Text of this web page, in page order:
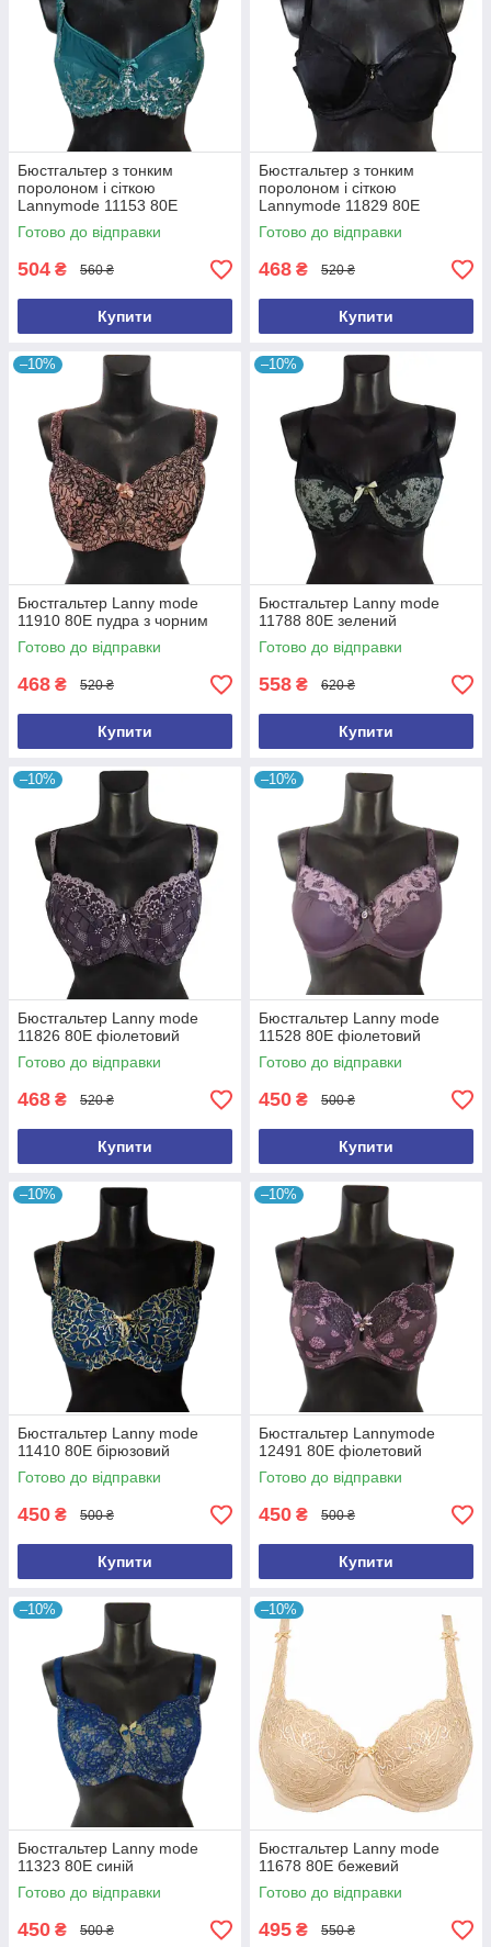
Бюстгальтер з тонким
поролоном і сіткою
Lannymode 11153 80Е
бірюзовий
Готово до відправки
504 ₴ 560 ₴
Купити
Бюстгальтер з тонким
поролоном і сіткою
Lannymode 11829 80Е
чорний
Готово до відправки
468 ₴ 520 ₴
Купити
–10%
Бюстгальтер Lanny mode
11910 80E пудра з чорним
Готово до відправки
468 ₴ 520 ₴
Купити
–10%
Бюстгальтер Lanny mode
11788 80Е зелений
Готово до відправки
558 ₴ 620 ₴
Купити
–10%
Бюстгальтер Lanny mode
11826 80Е фіолетовий
Готово до відправки
468 ₴ 520 ₴
Купити
–10%
Бюстгальтер Lanny mode
11528 80E фіолетовий
Готово до відправки
450 ₴ 500 ₴
Купити
–10%
Бюстгальтер Lanny mode
11410 80E бірюзовий
Готово до відправки
450 ₴ 500 ₴
Купити
–10%
Бюстгальтер Lannymode
12491 80E фіолетовий
Готово до відправки
450 ₴ 500 ₴
Купити
–10%
Бюстгальтер Lanny mode
11323 80E синій
Готово до відправки
450 ₴ 500 ₴
–10%
Бюстгальтер Lanny mode
11678 80E бежевий
Готово до відправки
495 ₴ 550 ₴